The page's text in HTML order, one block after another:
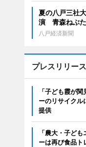
夏の八戸三社
演 青森ねぶた
八戸経済新聞
プレスリリース
「子ども霞が
ーのリサイクル
提供
「農大・子ど
ーは再び食品ト